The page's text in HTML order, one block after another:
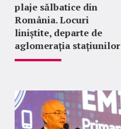
plaje sălbatice din
România. Locuri
liniștite, departe de
aglomerația stațiunilor